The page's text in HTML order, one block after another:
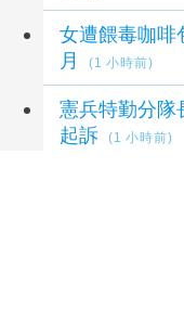
女遭餵毒咖啡包性侵致死
月
(1 小時前)
憲兵特勤分
起訴
(1 小時前)